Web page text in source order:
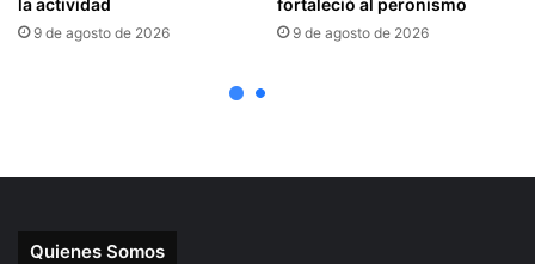
Quienes Somos